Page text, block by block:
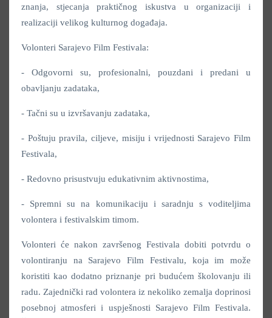
znanja, stjecanja praktičnog iskustva u organizaciji i
realizaciji velikog kulturnog događaja.
Volonteri Sarajevo Film Festivala:
- Odgovorni su, profesionalni, pouzdani i predani u
obavljanju zadataka,
- Tačni su u izvršavanju zadataka,
- Poštuju pravila, ciljeve, misiju i vrijednosti Sarajevo Film
Festivala,
- Redovno prisustvuju edukativnim aktivnostima,
- Spremni su na komunikaciju i saradnju s voditeljima
volontera i festivalskim timom.
Volonteri će nakon završenog Festivala dobiti potvrdu o
volontiranju na Sarajevo Film Festivalu, koja im može
koristiti kao dodatno priznanje pri budućem školovanju ili
radu. Zajednički rad volontera iz nekoliko zemalja doprinosi
posebnoj atmosferi i uspješnosti Sarajevo Film Festivala.